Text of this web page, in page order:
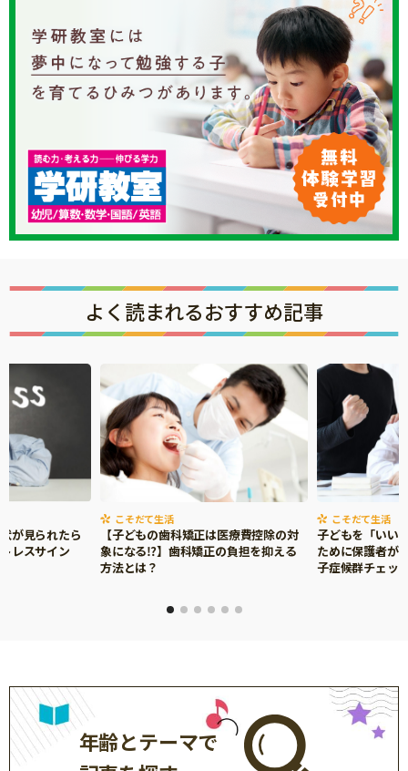
よく読まれるおすすめ記事
が見られたら
レスサイン
こそだて生活
【子どもの歯科矯正は医療費控除の対
象になる⁉】歯科矯正の負担を抑える
方法とは？
こそだて生活
子どもを「いい
ために保護者が
子症候群チェッ
年齢とテーマで